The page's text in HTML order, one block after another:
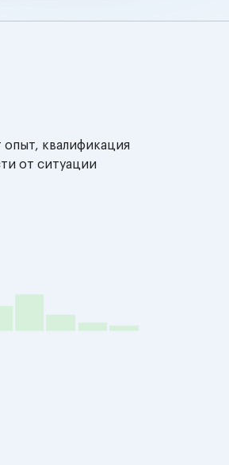
опыт, квалификация
от ситуации